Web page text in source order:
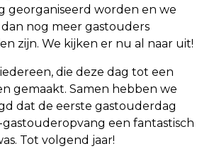
georganiseerd worden en we
nog meer gastouders
zijn. We kijken er nu al naar uit!
die deze dag tot een
gemaakt. Samen hebben we
dat de eerste gastouderdag
gastouderopvang een fantastisch
Tot volgend jaar!